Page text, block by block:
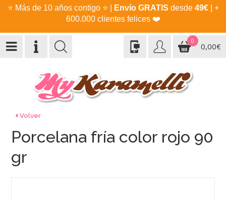
⭐ Más de 10 años contigo ⭐ Envío GRATIS desde 49€| +
600.000 clientes felices ❤️
0
0,00€
Volver
Porcelana fría color rojo 90
gr